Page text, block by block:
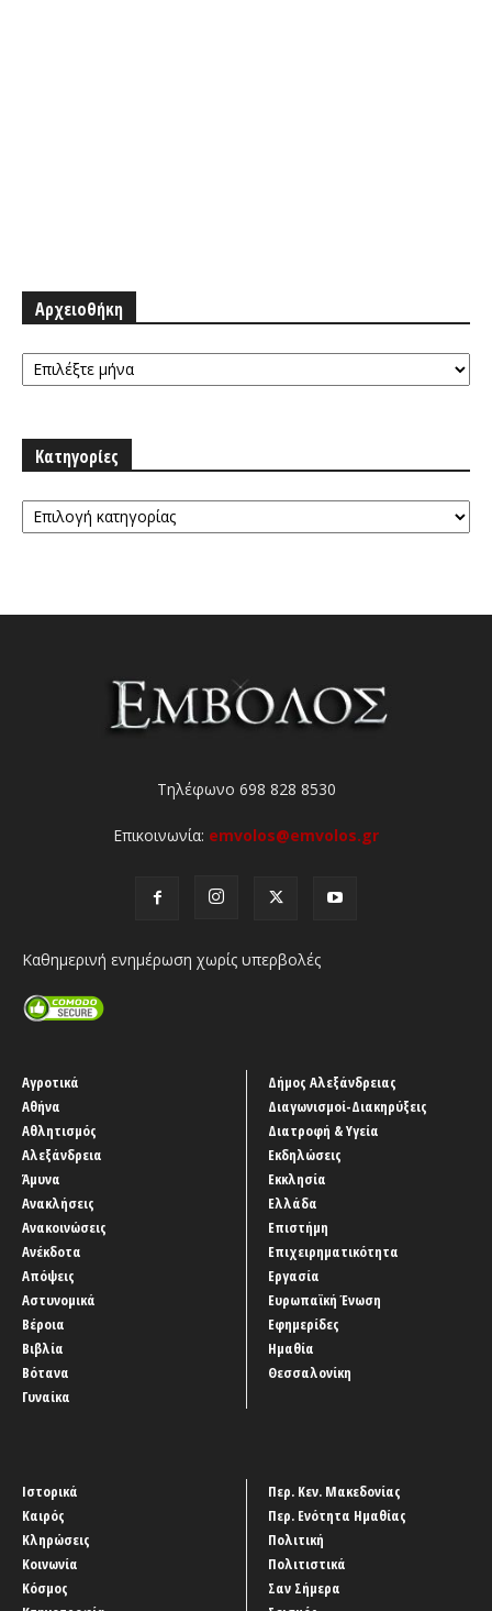
Αρχειοθήκη
Αρχειοθήκη
Κατηγορίες
Κατηγορίες
Τηλέφωνο 698 828 8530
Επικοινωνία: emvolos@emvolos.gr
Καθημερινή ενημέρωση χωρίς υπερβολές
Αγροτικά
Αθήνα
Αθλητισμός
Αλεξάνδρεια
Άμυνα
Ανακλήσεις
Ανακοινώσεις
Ανέκδοτα
Απόψεις
Αστυνομικά
Βέροια
Βιβλία
Βότανα
Γυναίκα
Δήμος Αλεξάνδρειας
Διαγωνισμοί-Διακηρύξεις
Διατροφή & Υγεία
Εκδηλώσεις
Εκκλησία
Ελλάδα
Επιστήμη
Επιχειρηματικότητα
Εργασία
Ευρωπαϊκή Ένωση
Εφημερίδες
Ημαθία
Θεσσαλονίκη
Ιστορικά
Καιρός
Κληρώσεις
Κοινωνία
Κόσμος
Περ. Κεν. Μακεδονίας
Περ. Ενότητα Ημαθίας
Πολιτική
Πολιτιστικά
Σαν Σήμερα